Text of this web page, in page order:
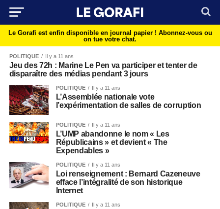
Le Gorafi est enfin disponible en journal papier ! Abonnez-vous ou
on tue votre chat.
POLITIQUE Il y a 11 ans
Jeu des 72h : Marine Le Pen va participer et tenter de
disparaître des médias pendant 3 jours
POLITIQUE Il y a 11 ans
L’Assemblée nationale vote
l’expérimentation de salles de corruption
POLITIQUE Il y a 11 ans
L’UMP abandonne le nom « Les
Républicains » et devient « The
Expendables »
POLITIQUE Il y a 11 ans
Loi renseignement : Bernard Cazeneuve
efface l’intégralité de son historique
Internet
POLITIQUE Il y a 11 ans